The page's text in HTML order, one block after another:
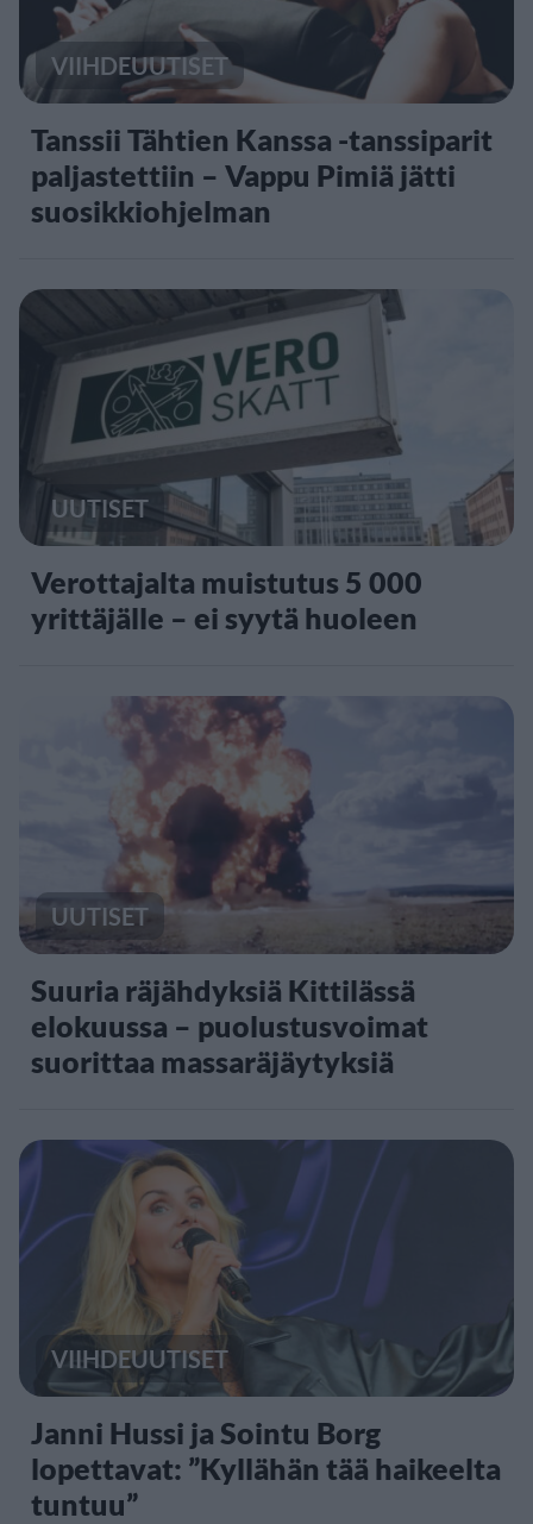
VIIHDEUUTISET
Tanssii Tähtien Kanssa -tanssiparit
paljastettiin – Vappu Pimiä jätti
suosikkiohjelman
UUTISET
Verottajalta muistutus 5 000
yrittäjälle – ei syytä huoleen
UUTISET
Suuria räjähdyksiä Kittilässä
elokuussa – puolustusvoimat
suorittaa massaräjäytyksiä
VIIHDEUUTISET
Janni Hussi ja Sointu Borg
lopettavat: ”Kyllähän tää haikeelta
tuntuu”